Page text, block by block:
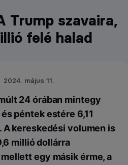
Trump szavaira,
felé halad
2024. május 11.
24 órában mintegy
péntek estére 6,11
kereskedési volumen is
millió dollárra
egy másik érme, a